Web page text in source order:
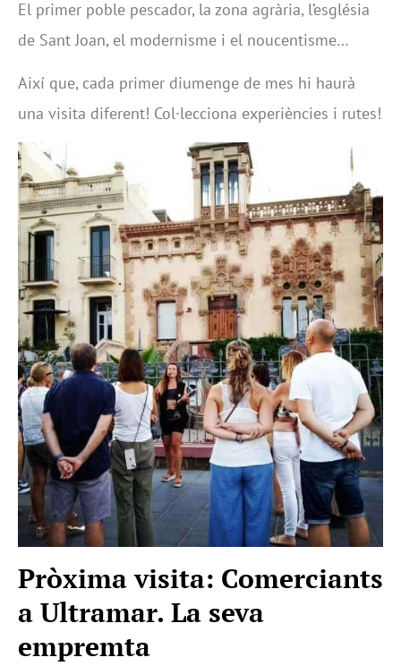
El primer poble pescador, la zona agrària, l’església
de Sant Joan, el modernisme i el noucentisme…
Així que, cada primer diumenge de mes hi haurà
una visita diferent! Col·lecciona experiències i rutes!
Pròxima visita: Comerciants
a Ultramar. La seva
empremta